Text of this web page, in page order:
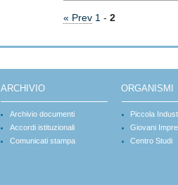
« Prev 1 - 2
ARCHIVIO
Archivio documenti
Accordi istituzionali
Comunicati stampa
ORGANISMI
Piccola
Giovani
Centro Studi